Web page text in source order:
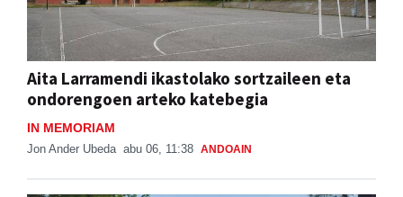
Aita Larramendi ikastolako sortzaileen eta
ondorengoen arteko katebegia
IN MEMORIAM
Jon Ander Ubeda abu 06, 11:38 ANDOAIN